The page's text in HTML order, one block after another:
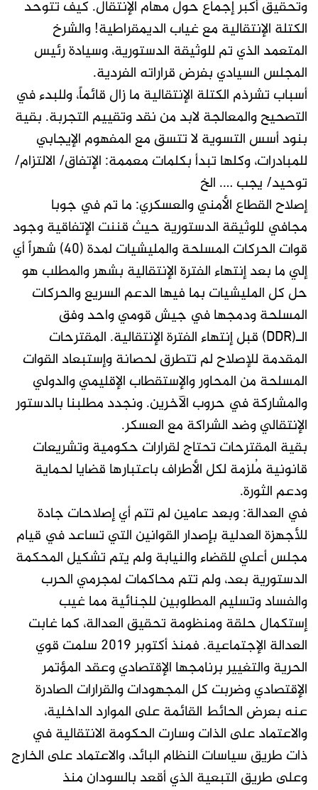
وتحقيق أكبر إجماع حول مهام الإنتقال. كيف تتوحد
الكتلة الإنتقالية مع غياب الديمقراطية! والشرخ
المتعمد الذي تم للوثيقة الدستورية، وسيادة رئيس
المجلس السيادي بفرض قراراته الفردية.
أسباب تشرذم الكتلة الإنتقالية ما زال قائماً، وللبدء في
التصحيح والمعالجة لابد من نقد وتقييم التجربة. بقية
بنود أسس التسوية لا تتسق مع المفهوم الإيجابي
للمبادرات، وكلها تبدأ بكلمات معممة: الإتفاق/ الالتزام/
توحيد/ يجب …. الخ
إصلاح القطاع الأمني والعسكري: ما تم في جوبا
مجافي للوثيقة الدستورية حيث قننت الإتفاقية وجود
قوات الحركات المسلحة والمليشيات لمدة (40) شهراً أي
إلي ما بعد إنتهاء الفترة الإنتقالية بشهر والمطلب هو
حل كل المليشيات بما فيها الدعم السريع والحركات
المسلحة ودمجها في جيش قومي واحد وفق
الـ(DDR) قبل إنتهاء الفترة الإنتقالية. المقترحات
المقدمة للإصلاح لم تتطرق لحصانة وإستبعاد القوات
المسلحة من المحاور والإستقطاب الإقليمي والدولي
والمشاركة في حروب الآخرين. ونجدد مطلبنا بالدستور
الإنتقالي وضد الشراكة مع العسكر.
بقية المقترحات تحتاج لقرارات حكومية وتشريعات
قانونية مُلزمة لكل الأطراف باعتبارها قضايا لحماية
ودعم الثورة.
في العدالة: وبعد عامين لم تتم أي إصلاحات جادة
للأجهزة العدلية بإصدار القوانين التي تساعد في قيام
مجلس أعلي للقضاء والنيابة ولم يتم تشكيل المحكمة
الدستورية بعد، ولم تتم محاكمات لمجرمي الحرب
والفساد وتسليم المطلوبين للجنائية مما غيب
إستكمال حلقة ومنظومة تحقيق العدالة، كما غابت
العدالة الإجتماعية. فمنذ أكتوبر 2019 سلمت قوي
الحرية والتغيير برنامجها الإقتصادي وعقد المؤتمر
الإقتصادي وضربت كل المجهودات والقرارات الصادرة
عنه بعرض الحائط القائمة على الموارد الداخلية،
والاعتماد على الذات وسارت الحكومة الانتقالية في
ذات طريق سياسات النظام البائد، والاعتماد على الخارج
وعلى طريق التبعية الذي أقعد بالسودان منذ